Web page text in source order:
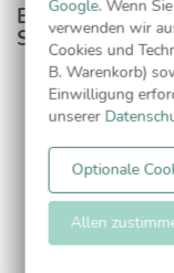
Leistungs-Verhältnis ist
etwas mehr zahlen
Geschäft um die Ecke.
Kathrin Pfeil
(, 07.01.23)
Super leichte
Ina Hallwas
(, 24.09.20)
Alles prima und
Entdecken Sie
Serie
Google. Wenn
verwenden wir
Cookies und
B. Warenkorb)
Einwilligung
unserer
Optionale
Allen